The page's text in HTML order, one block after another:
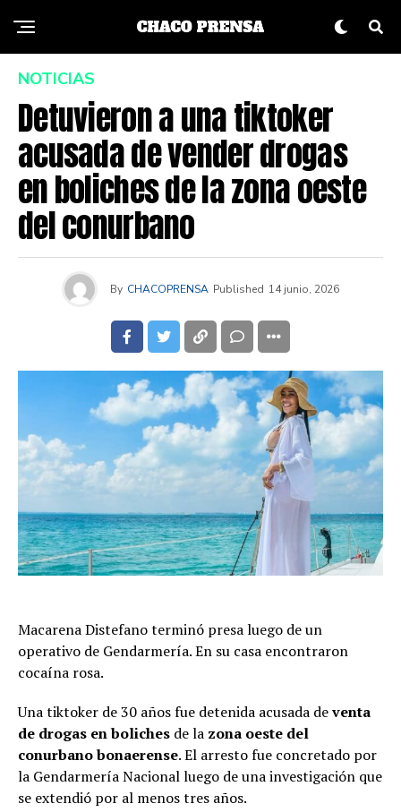
NOTICIAS
Detuvieron a una tiktoker
acusada de vender drogas
en boliches de la zona oeste
del conurbano
By CHACOPRENSA Published 14 junio, 2026
Macarena Distefano terminó presa luego de un
operativo de Gendarmería. En su casa encontraron
cocaína rosa.
Una tiktoker de 30 años fue detenida acusada deventa
de drogas en boliches de la zona oeste del
conurbano bonaerense. El arresto fue concretado por
la Gendarmería Nacional luego de una investigación que
se extendió por al menos tres años.